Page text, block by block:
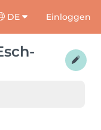
DE Einloggen